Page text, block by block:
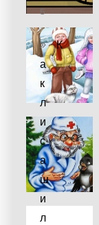
5
К
а
к
л
и
с
а
ш
и
л